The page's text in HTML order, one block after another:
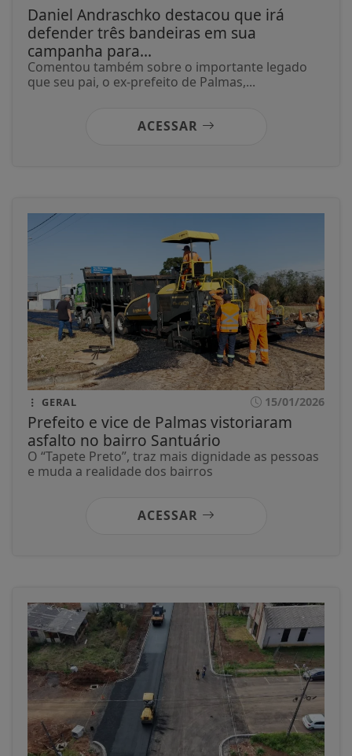
Daniel Andraschko destacou que irá
defender três bandeiras em sua
campanha para...
Comentou também sobre o importante legado
que seu pai, o ex-prefeito de Palmas,...
ACESSAR
GERAL 15/01/2026
Prefeito e vice de Palmas vistoriaram
asfalto no bairro Santuário
O “Tapete Preto”, traz mais dignidade as pessoas
e muda a realidade dos bairros
ACESSAR